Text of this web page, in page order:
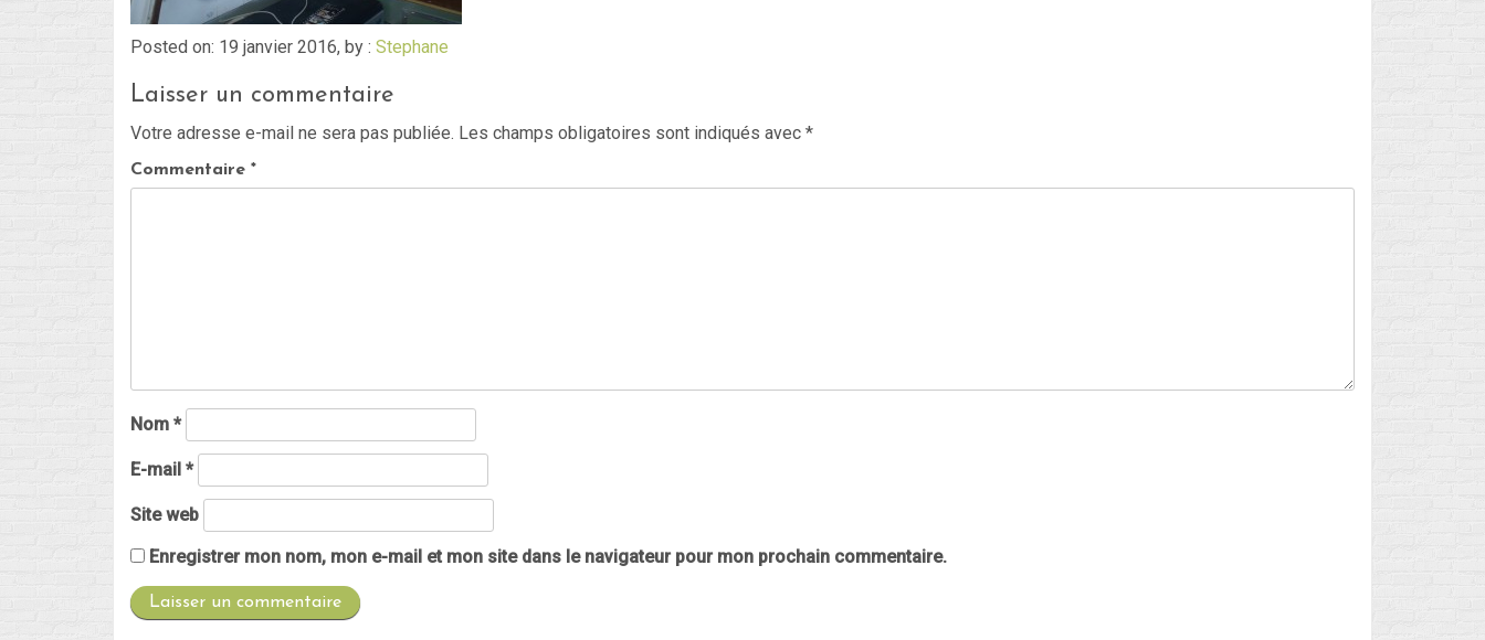
Posted on: 19 janvier 2016, by : Stephane
Laisser un commentaire
Votre adresse e-mail ne sera pas publiée. Les champs obligatoires sont indiqués avec *
Commentaire *
Nom *
E-mail *
Site web
Enregistrer mon nom, mon e-mail et mon site dans le navigateur pour mon prochain commentaire.